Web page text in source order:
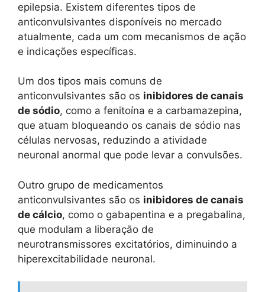
epilepsia. Existem diferentes tipos de
anticonvulsivantes disponíveis no mercado
atualmente, cada um com mecanismos de ação
e indicações específicas.
Um dos tipos mais comuns de
anticonvulsivantes são os inibidores de canais
de sódio, como a fenitoína e a carbamazepina,
que atuam bloqueando os canais de sódio nas
células nervosas, reduzindo a atividade
neuronal anormal que pode levar a convulsões.
Outro grupo de medicamentos
anticonvulsivantes são os inibidores de canais
de cálcio, como o gabapentina e a pregabalina,
que modulam a liberação de
neurotransmissores excitatórios, diminuindo a
hiperexcitabilidade neuronal.